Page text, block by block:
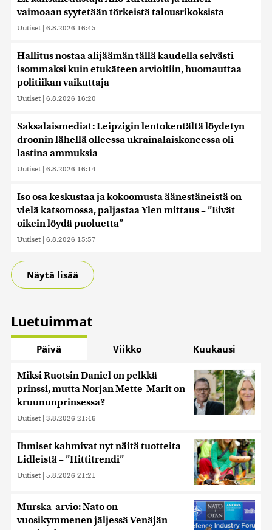
vaimoaan syytetään törkeistä talousrikoksista
Uutiset | 6.8.2026 16:45
Hallitus nostaa alijäämän tällä kaudella selvästi
isommaksi kuin etukäteen arvioitiin, huomauttaa
politiikan vaikuttaja
Uutiset | 6.8.2026 16:20
Saksalaismediat: Leipzigin lentokentältä löydetyn
droonin lähellä olleessa ukrainalaiskoneessa oli
lastina ammuksia
Uutiset | 6.8.2026 16:14
Iso osa keskustaa ja kokoomusta äänestäneistä on
vielä katsomossa, paljastaa Ylen mittaus – ”Eivät
oikein löydä puoluetta”
Uutiset | 6.8.2026 15:57
Näytä lisää
Luetuimmat
Päivä Viikko Kuukausi
Miksi Ruotsin Daniel on pelkkä
prinssi, mutta Norjan Mette-Marit on
kruununprinsessa?
Uutiset | 3.8.2026 21:46
Ihmiset kahmivat nyt näitä tuotteita
Lidleistä – ”Hittitrendi”
Uutiset | 5.8.2026 21:21
Murska-arvio: Nato on
vuosikymmenen jäljessä Venäjän